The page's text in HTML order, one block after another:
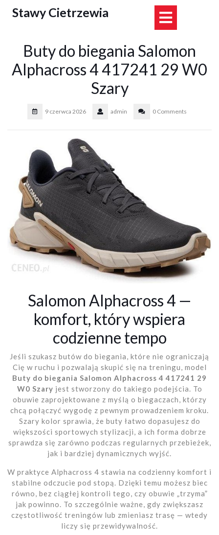
Stawy Cietrzewia
Buty do biegania Salomon
Alphacross 4 417241 29 W0
Szary
9 czerwca 2026 admin 0 Comments
Salomon Alphacross 4 —
komfort, który wspiera
codzienne tempo
Jeśli szukasz butów do biegania, które nie ograniczają
Cię w ruchu i pozwalają skupić się na treningu, model
Buty do biegania Salomon Alphacross 4 417241 29
W0 Szary jest stworzony do takiego podejścia. To
obuwie zaprojektowane z myślą o biegaczach, którzy
chcą połączyć wygodę z pewnym prowadzeniem kroku.
Szary kolor sprawia, że buty łatwo dopasujesz do
większości sportowych stylizacji, a ich forma dobrze
sprawdza się zarówno podczas regularnych przebieżek,
jak i bardziej dynamicznych wyjść.
W praktyce Alphacross 4 stawia na codzienny komfort i
stabilne odczucie pod stopą. Dzięki temu możesz biec
równo, bez ciągłej kontroli tego, czy obuwie „trzyma”
jak powinno. To szczególnie ważne, gdy zwiększasz
częstotliwość treningów lub zmieniasz trasę — wtedy
liczy się przewidywalność.